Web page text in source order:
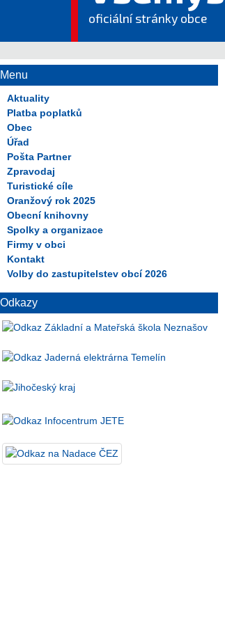
oficiální stránky obce
Menu
Aktuality
Platba poplatků
Obec
Úřad
Pošta Partner
Zpravodaj
Turistické cíle
Oranžový rok 2025
Obecní knihovny
Spolky a organizace
Firmy v obci
Kontakt
Volby do zastupitelstev obcí 2026
Odkazy